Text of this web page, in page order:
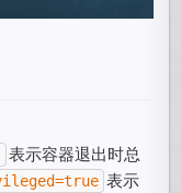
表示容器退出时总
表示